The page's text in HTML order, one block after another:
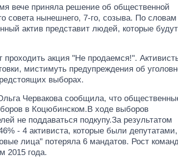
вече приняла решение об общественной
совета нынешнего, 7-го, созыва. По словам
актив представит людей, которые будут
проходить акция "Не продаемся!".
мистимуть предупреждения об
выборах.
Червакова сообщила, что
в Коцюбинском.В ходе выборов
не поддаваться подкупу.За результатом
- 4 активиста, которые были депутатами,
лица" потеряла 6 мандатов. Рост
2015 года.